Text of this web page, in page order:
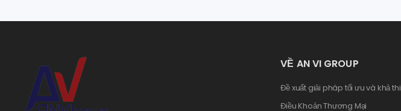
VỀ AN VI GROUP
Đề xuất giải pháp tối ưu và khả thi
Điều Khoản Thương Mại